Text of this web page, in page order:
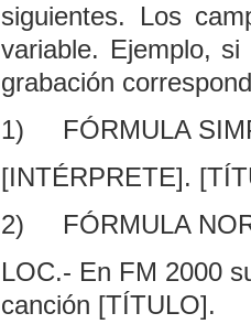
siguientes. Los
variable. Ejemplo,
grabación
1)
FÓRMULA
[INTÉRPRETE].
2)
FÓRMULA
LOC.- En FM 2000
canción [TÍTULO].